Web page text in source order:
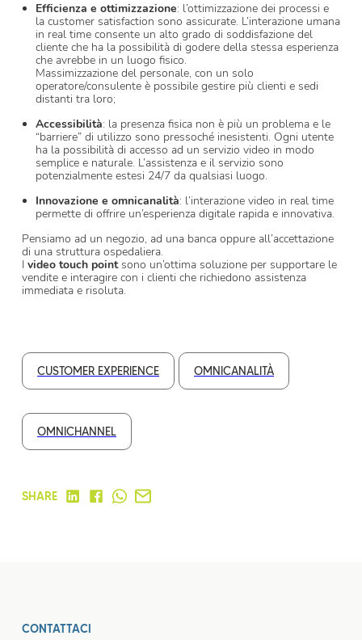
Efficienza e ottimizzazione: l’ottimizzazione dei processi e
la customer satisfaction sono assicurate. L’interazione umana
in real time consente un alto grado di soddisfazione del
cliente che ha la possibilità di godere della stessa esperienza
che avrebbe in un luogo fisico.
Massimizzazione del personale, con un solo
operatore/consulente è possibile gestire più clienti e sedi
distanti tra loro;
Accessibilità: la presenza fisica non è più un problema e le
“barriere” di utilizzo sono pressoché inesistenti. Ogni utente
ha la possibilità di accesso ad un servizio video in modo
semplice e naturale. L’assistenza e il servizio sono
potenzialmente estesi 24/7 da qualsiasi luogo.
Innovazione e omnicanalità: l’interazione video in real time
permette di offrire un’esperienza digitale rapida e innovativa.
Pensiamo ad un negozio, ad una banca oppure all’accettazione
di una struttura ospedaliera.
I video touch pointsono un’ottima soluzione per supportare le
vendite e interagire con i clienti che richiedono assistenza
immediata e risoluta.
CUSTOMER EXPERIENCE OMNICANALITÀ
OMNICHANNEL
SHARE
CONTATTACI